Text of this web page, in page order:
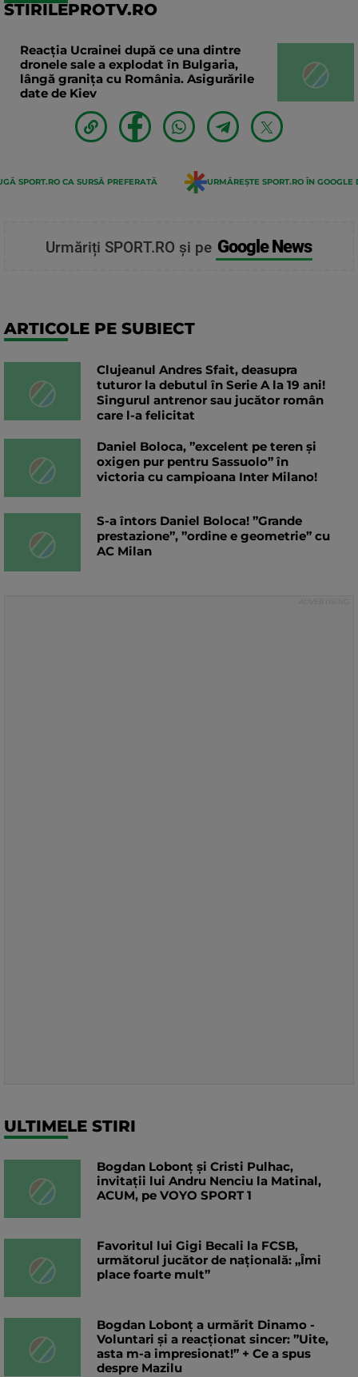
STIRILEPROTV.RO
Reacția Ucrainei după ce una dintre
dronele sale a explodat în Bulgaria,
lângă granița cu România. Asigurările
date de Kiev
SPORT.RO CA SURSĂ PREFERATĂ URMĂREȘTE SPORT.RO ÎN GOOGLE
Urmăriți SPORT.RO și pe Google News
ARTICOLE PE SUBIECT
Clujeanul Andres Sfait, deasupra
tuturor la debutul în Serie A la 19 ani!
Singurul antrenor sau jucător român
care l-a felicitat
Daniel Boloca, ”excelent pe teren și
oxigen pur pentru Sassuolo” în
victoria cu campioana Inter Milano!
S-a întors Daniel Boloca! ”Grande
prestazione”, ”ordine e geometrie” cu
AC Milan
ULTIMELE STIRI
Bogdan Lobonț și Cristi Pulhac,
invitații lui Andru Nenciu la Matinal,
ACUM, pe VOYO SPORT 1
Favoritul lui Gigi Becali la FCSB,
următorul jucător de națională: „Îmi
place foarte mult”
Bogdan Lobonț a urmărit Dinamo -
Voluntari și a reacționat sincer: ”Uite,
asta m-a impresionat!” + Ce a spus
despre Mazilu